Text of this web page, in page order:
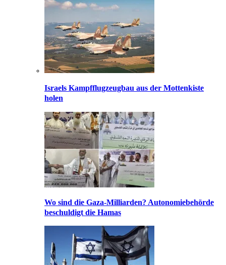
Israels Kampfflugzeugbau aus der Mottenkiste
holen
Wo sind die Gaza-Milliarden? Autonomiebehörde
beschuldigt die Hamas